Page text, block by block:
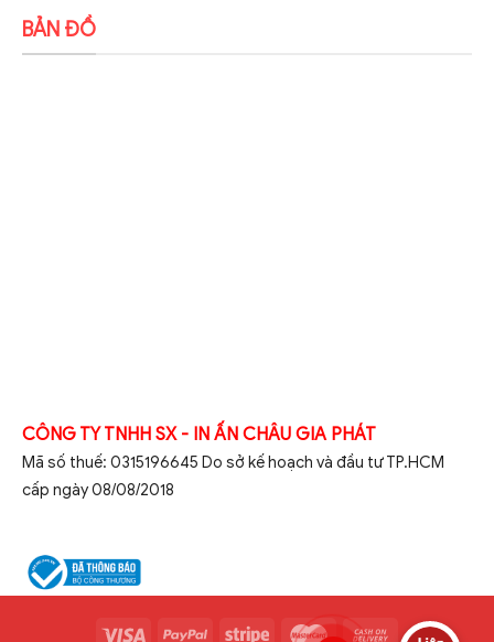
BẢN ĐỒ
CÔNG TY TNHH SX - IN ẤN CHÂU GIA PHÁT
Mã số thuế: 0315196645 Do sở kế hoạch và đầu tư TP.HCM
cấp ngày 08/08/2018